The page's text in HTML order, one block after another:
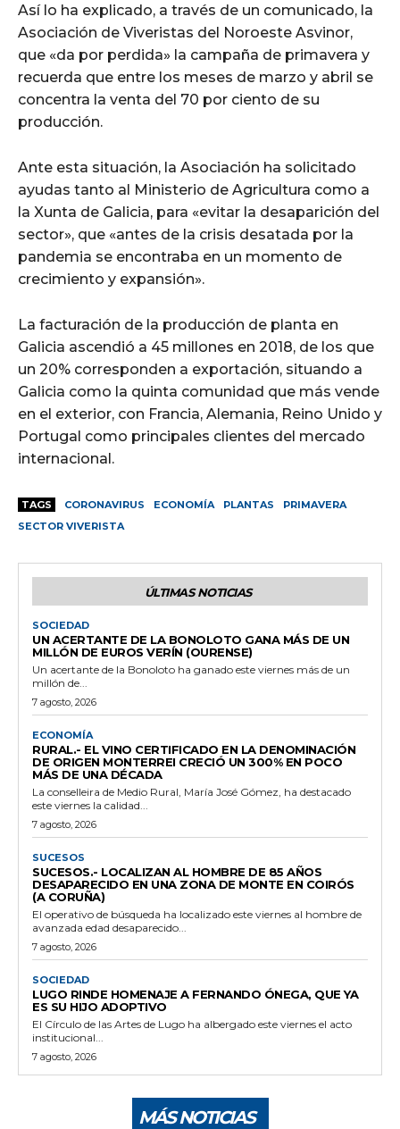
Así lo ha explicado, a través de un comunicado, la
Asociación de Viveristas del Noroeste Asvinor,
que «da por perdida» la campaña de primavera y
recuerda que entre los meses de marzo y abril se
concentra la venta del 70 por ciento de su
producción.
Ante esta situación, la Asociación ha solicitado
ayudas tanto al Ministerio de Agricultura como a
la Xunta de Galicia, para «evitar la desaparición del
sector», que «antes de la crisis desatada por la
pandemia se encontraba en un momento de
crecimiento y expansión».
La facturación de la producción de planta en
Galicia ascendió a 45 millones en 2018, de los que
un 20% corresponden a exportación, situando a
Galicia como la quinta comunidad que más vende
en el exterior, con Francia, Alemania, Reino Unido y
Portugal como principales clientes del mercado
internacional.
TAGS CORONAVIRUS ECONOMÍA PLANTAS
PRIMAVERA
SECTOR VIVERISTA
ÚLTIMAS NOTICIAS
SOCIEDAD
UN ACERTANTE DE LA BONOLOTO GANA MÁS DE UN
MILLÓN DE EUROS VERÍN (OURENSE)
Un acertante de la Bonoloto ha ganado este viernes más de un
millón de...
7 agosto, 2026
ECONOMÍA
RURAL.- EL VINO CERTIFICADO EN LA DENOMINACIÓN
DE ORIGEN MONTERREI CRECIÓ UN 300% EN POCO
MÁS DE UNA DÉCADA
La conselleira de Medio Rural, María José Gómez, ha destacado
este viernes la calidad...
7 agosto, 2026
SUCESOS
SUCESOS.- LOCALIZAN AL HOMBRE DE 85 AÑOS
DESAPARECIDO EN UNA ZONA DE MONTE EN COIRÓS
(A CORUÑA)
El operativo de búsqueda ha localizado este viernes al hombre de
avanzada edad desaparecido...
7 agosto, 2026
SOCIEDAD
LUGO RINDE HOMENAJE A FERNANDO ÓNEGA, QUE YA
ES SU HIJO ADOPTIVO
El Círculo de las Artes de Lugo ha albergado este viernes el acto
institucional...
7 agosto, 2026
MÁS NOTICIAS